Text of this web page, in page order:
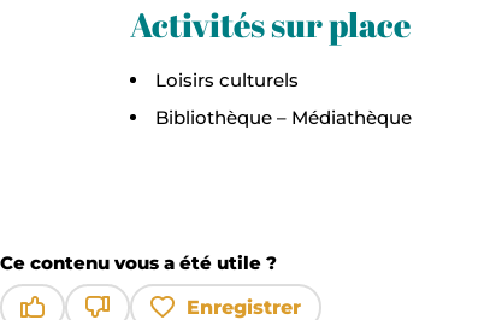
Activités sur place
Loisirs culturels
Bibliothèque – Médiathèque
Ce contenu vous a été utile ?
Enregistrer